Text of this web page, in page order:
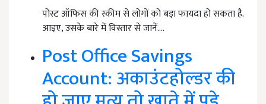
पोस्ट ऑफिस की स्कीम से लोगों को बड़ा फायदा हो सकता है.
आइए, उसके बारे में विस्तार से जानें.…
Post Office Savings
Account: अकाउंटहोल्डर की